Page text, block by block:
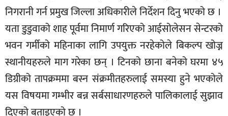
निगरानी गर्न प्रमुख जिल्ला अधिकारीले निर्देशन दिनु भएको छ ।
यता डुडुवाको शाह पूर्वमा निमार्ण गरिएको आईसोलेसन सेन्टरको
भवन गर्मीको महिनाका लागि उपयुक्त नरहेकोले बिकल्प खोज्न
स्थानीयहरुले माग गरेका छन् । टिनको छाना बनेको घरमा ४५
डिग्रीको तापक्रममा बस्न संक्रमीतहरुलाई समस्या हुने भएकोले
यस विषयमा गम्भीर बन्न सर्बसाधारणहरुले पालिकालाई सुझाव
दिएको बताइएको छ ।